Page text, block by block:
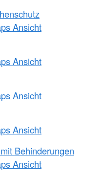
Ansicht
Ansicht
Ansicht
Ansicht
Behinderungen
Ansicht